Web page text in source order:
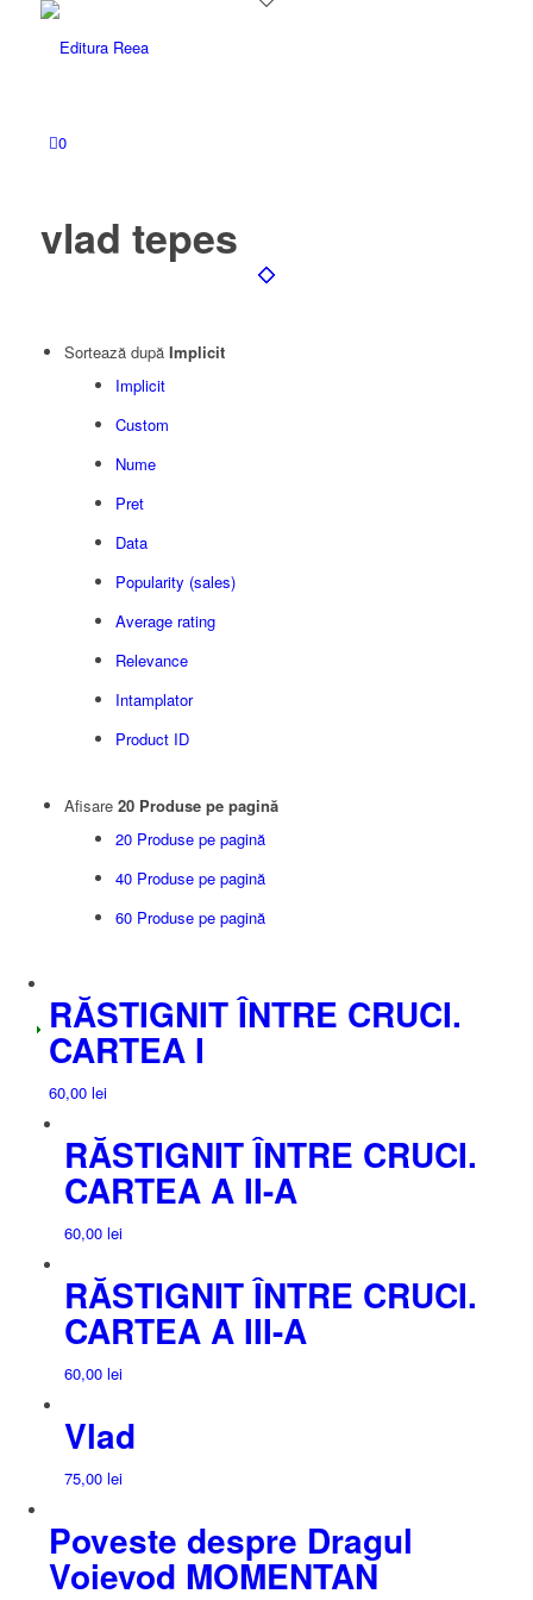
0
vlad tepes
Sortează după Implicit
Implicit
Custom
Nume
Pret
Data
Popularity (sales)
Average rating
Relevance
Intamplator
Product ID
Afisare 20 Produse pe pagină
20 Produse pe pagină
40 Produse pe pagină
60 Produse pe pagină
RĂSTIGNIT ÎNTRE CRUCI.
CARTEA I
60,00 lei
RĂSTIGNIT ÎNTRE CRUCI.
CARTEA A II-A
60,00 lei
RĂSTIGNIT ÎNTRE CRUCI.
CARTEA A III-A
60,00 lei
Vlad
75,00 lei
Poveste despre Dragul
Voievod MOMENTAN